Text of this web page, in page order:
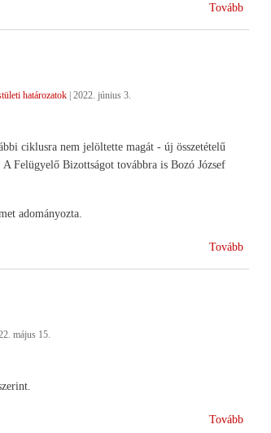
Tovább
határozatok | 2022. június 3.
ciklusra nem jelöltette magát - új összetételű
Felügyelő Bizottságot továbbra is Bozó József
adományozta.
Tovább
május 15.
Tovább